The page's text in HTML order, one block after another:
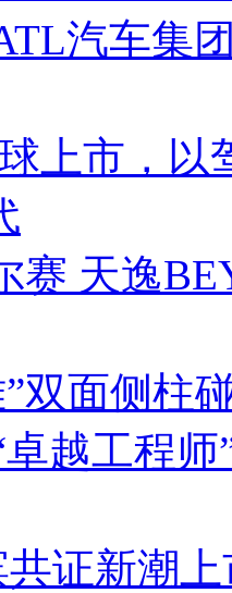
汽车集
上市，以
赛 天逸
双面侧柱
越工程
证新潮